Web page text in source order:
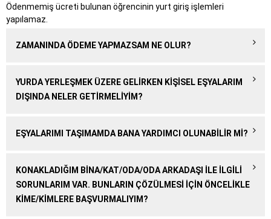
Ödenmemiş ücreti bulunan öğrencinin yurt giriş işlemleri
yapılamaz.
ZAMANINDA ÖDEME YAPMAZSAM NE OLUR?
YURDA YERLEŞMEK ÜZERE GELIRKEN KIŞISEL EŞYALARIM
DIŞINDA NELER GETIRMELIYIM?
EŞYALARIMI TAŞIMAMDA BANA YARDIMCI OLUNABILIR MI?
KONAKLADIĞIM BINA/KAT/ODA/ODA ARKADAŞI ILE ILGILI
SORUNLARIM VAR. BUNLARIN ÇÖZÜLMESI IÇIN ÖNCELIKLE
KIME/KIMLERE BAŞVURMALIYIM?